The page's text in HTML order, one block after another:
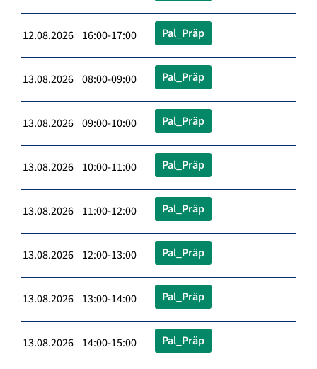
12.08.2026 16:00-17:00 Pal_Präp
13.08.2026 08:00-09:00 Pal_Präp
13.08.2026 09:00-10:00 Pal_Präp
13.08.2026 10:00-11:00 Pal_Präp
13.08.2026 11:00-12:00 Pal_Präp
13.08.2026 12:00-13:00 Pal_Präp
13.08.2026 13:00-14:00 Pal_Präp
13.08.2026 14:00-15:00 Pal_Präp